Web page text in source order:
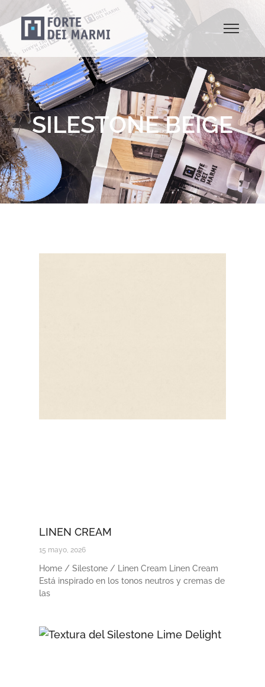
SILESTONE BEIGE
LINEN CREAM
15 mayo, 2026
Home / Silestone / Linen Cream Linen Cream
Está inspirado en los tonos neutros y cremas de
las